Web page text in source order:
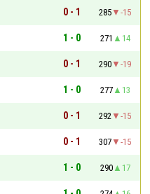
0 - 1 285
-15
1 - 0 271
14
0 - 1 290
-19
1 - 0 277
13
0 - 1 292
-15
0 - 1 307
-15
1 - 0 290
17